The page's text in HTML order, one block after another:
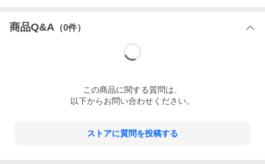
商品Q&A （0件）
この商品に関する質問は、
以下からお問い合わせください。
ストアに質問を投稿する